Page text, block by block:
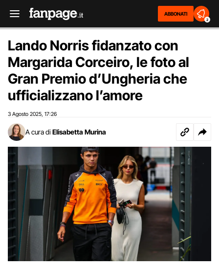
ABBONATI
2
Lando Norris fidanzato con
Margarida Corceiro, le foto al
Gran Premio d’Ungheria che
ufficializzano l’amore
3 Agosto 2025 17:26
A cura di Elisabetta Murina